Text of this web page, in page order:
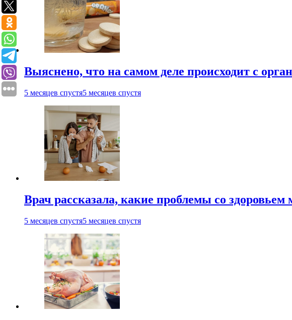
Выяснено, что на самом деле происходит с
5 месяцев спустя5 месяцев спустя
Врач рассказала, какие проблемы со
5 месяцев спустя5 месяцев спустя